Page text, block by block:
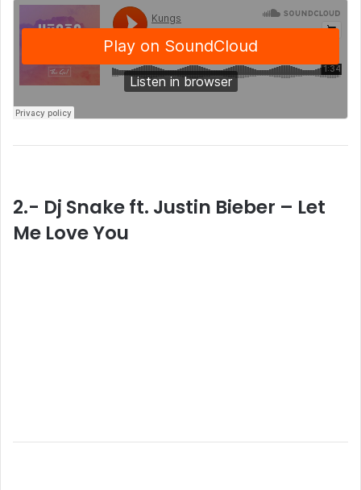
2.- Dj Snake ft. Justin Bieber – Let
Me Love You